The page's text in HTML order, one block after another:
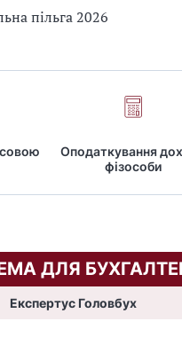
пільга 2026
Оподаткування
фізособи
ДЛЯ
Експертус Головбух